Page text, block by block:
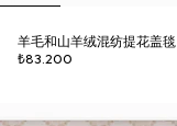
羊毛和山羊绒混纺提花盖毯
₺83.200